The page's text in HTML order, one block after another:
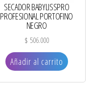
SECADOR BABYLISSPRO
PROFESIONAL PORTOFINO
NEGRO
$ 506.000
Añadir al carrito